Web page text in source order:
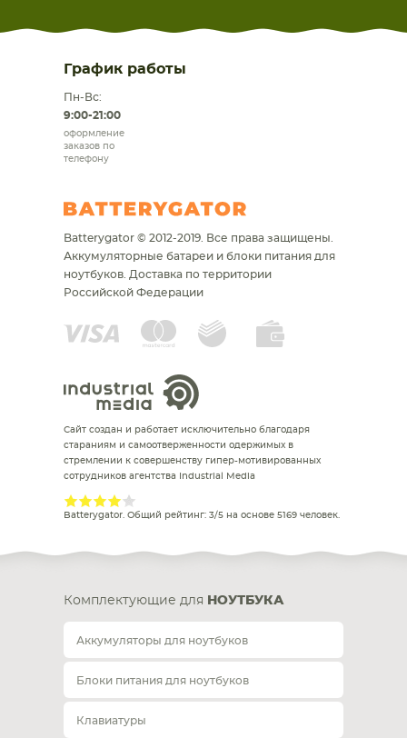
График работы
Пн-Вс:
9:00-21:00
оформление
заказов по
телефону
Batterygator © 2012-2019. Все права защищены.
Аккумуляторные батареи и блоки питания для
ноутбуков. Доставка по территории
Российской Федерации
Сайт создан и работает исключительно благодаря
стараниям и самоотверженности одержимых в
стремлении к совершенству гипер-мотивированных
сотрудников агентства Industrial Media
Batterygator. Общий рейтинг: 3/5 на основе 5169 человек.
Комплектующие для НОУТБУКА
Аккумуляторы для ноутбуков
Блоки питания для ноутбуков
Клавиатуры